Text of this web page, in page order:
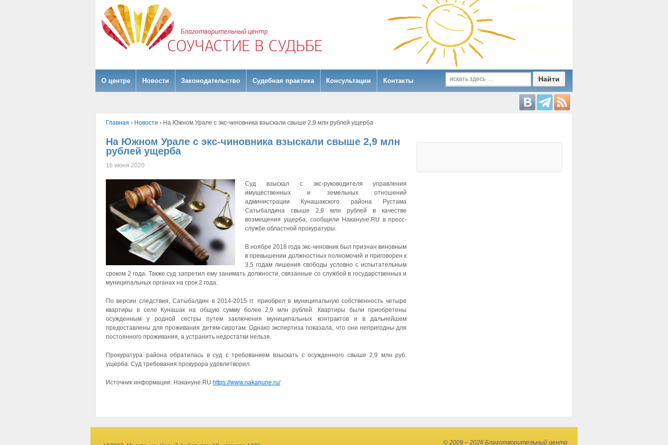
О центре Hовости Законодательство Судебная практика Консультации Контакты
Главная › Hовости › На Южном Урале с экс-чиновника взыскали свыше 2,9 млн рублей ущерба
На Южном Урале с экс-чиновника взыскали свыше 2,9 млн
рублей ущерба
16 июня 2020
Суд взыскал с экс-руководителя управления
имущественных и земельных отношений
администрации Кунашакского района Рустама
Сатыбалдина свыше 2,9 млн рублей в качестве
возмещения ущерба, сообщили Накануне.RU в пресс-
службе областной прокуратуры.
В ноябре 2018 года экс-чиновник был признан виновным
в превышении должностных полномочий и приговорен к
3,5 годам лишения свободы условно с испытательным
сроком 2 года. Также суд запретил ему занимать должности, связанные со службой в государственных и
муниципальных органах на срок 2 года.
По версии следствия, Сатыбалдин в 2014-2015 гг. приобрел в муниципальную собственность четыре
квартиры в селе Кунашак на общую сумму более 2,9 млн рублей. Квартиры были приобретены
осужденным у родной сестры путем заключения муниципальных контрактов и в дальнейшем
предоставлены для проживания детям-сиротам. Однако экспертиза показала, что они непригодны для
постоянного проживания, а устранить недостатки нельзя.
Прокуратура района обратилась в суд с требованием взыскать с осужденного свыше 2,9 млн руб.
ущерба. Суд требования прокурора удовлетворил.
Источник информации: Накануне.RU https://www.nakanune.ru/
© 2009 – 2026 Благотворительный центр